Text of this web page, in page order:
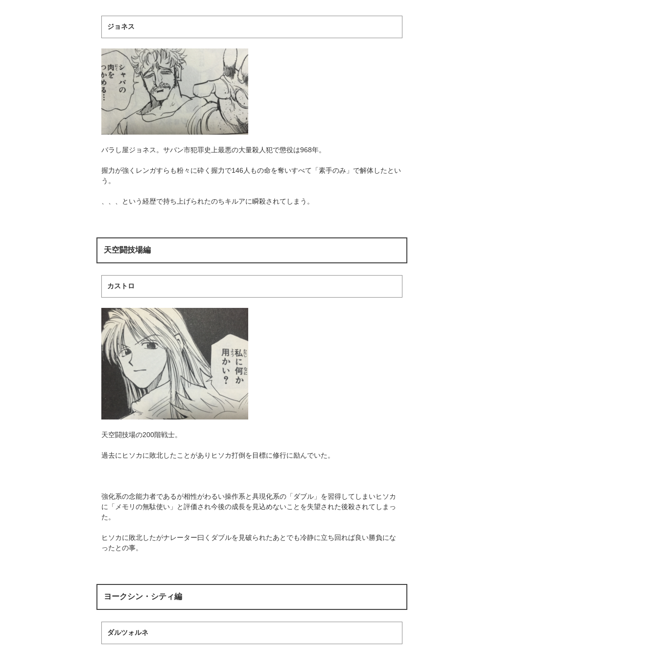
ジョネス
バラし屋ジョネス。サバン市犯罪史上最悪の大量殺人犯で懲役は968年。
握力が強くレンガすらも粉々に砕く握力で146人もの命を奪いすべて「素手のみ」で解体したとい
う。
、、、という経歴で持ち上げられたのちキルアに瞬殺されてしまう。
天空闘技場編
カストロ
天空闘技場の200階戦士。
過去にヒソカに敗北したことがありヒソカ打倒を目標に修行に励んでいた。
強化系の念能力者であるが相性がわるい操作系と具現化系の「ダブル」を習得してしまいヒソカ
に「メモリの無駄使い」と評価され今後の成長を見込めないことを失望された後殺されてしまっ
た。
ヒソカに敗北したがナレーター曰くダブルを見破られたあとでも冷静に立ち回れば良い勝負にな
ったとの事。
ヨークシン・シティ編
ダルツォルネ